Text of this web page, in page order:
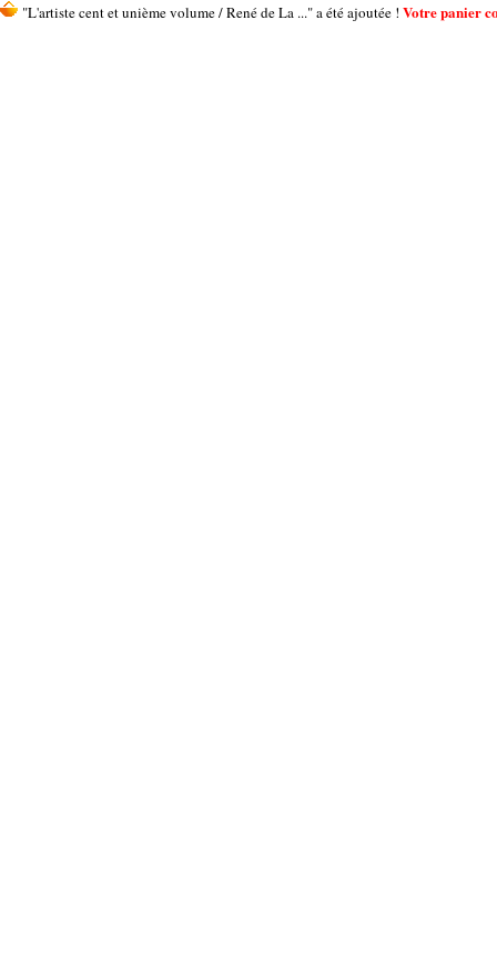
"L'artiste cent et unième volume / René de La ..." a été ajoutée ! Votre panier